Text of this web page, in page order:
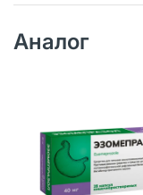
Аналог